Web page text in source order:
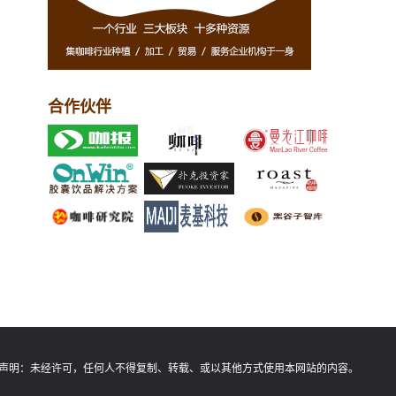
合作伙伴
明： 未经许可，任何人不得复制、转载、或以其他方式使用本网站的内容。